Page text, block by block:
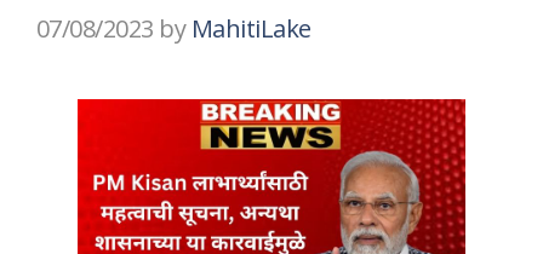
07/08/2023 by MahitiLake